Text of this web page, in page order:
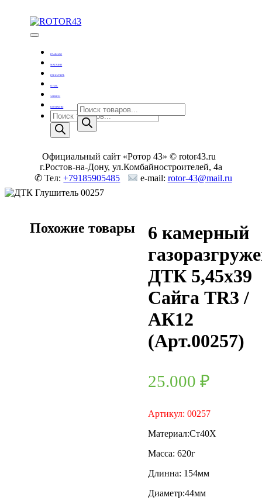
Тюнинг оружия
ГЛАВНАЯ
МАГАЗИН
ГДЕ КУПИТЬ
О НАС
ЗАПИСИ
КОНТАКТЫ
Поиск
товаров
Поиск
товаров
Официальный сайт «Ротор 43» © rotor43.ru
г.Ростов-на-Дону, ул.Комбайностроителей, 4а
✆ Тел:+79185905485 e-mail: rotor-43@mail.ru
6 камерный
ДТК 5,45х39
Сайга TR3 /
АК12
(Арт.00257)
25.000₽
Артикул: 00257
Материал:Ст40Х
Масса: 620г
Длинна: 154мм
Диаметр:44мм
Похожие товары